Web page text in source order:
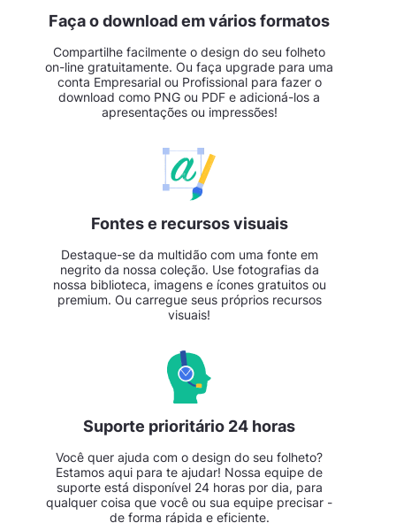
Faça o download em vários formatos
Compartilhe facilmente o design do seu folheto
on-line gratuitamente. Ou faça upgrade para uma
conta Empresarial ou Profissional para fazer o
download como PNG ou PDF e adicioná-los a
apresentações ou impressões!
Fontes e recursos visuais
Destaque-se da multidão com uma fonte em
negrito da nossa coleção. Use fotografias da
nossa biblioteca, imagens e ícones gratuitos ou
premium. Ou carregue seus próprios recursos
visuais!
Suporte prioritário 24 horas
Você quer ajuda com o design do seu folheto?
Estamos aqui para te ajudar! Nossa equipe de
suporte está disponível 24 horas por dia, para
qualquer coisa que você ou sua equipe precisar -
de forma rápida e eficiente.